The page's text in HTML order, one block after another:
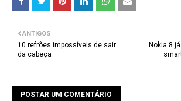
Nokia 8
ANTIGOS
10 refrões impossíveis de sair
da cabeça
POSTAR UM COMENTÁRIO